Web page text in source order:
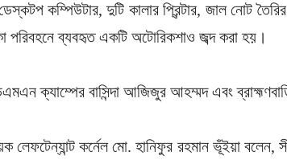
কম্পিউটার, দুটি কালার প্রিন্টার, জাল নোট তৈরির
পরিবহনে ব্যবহৃত একটি অটোরিকশাও জব্দ করা হয়।
ক্যাম্পের বাসিন্দা আজিজুর আহম্মদ এবং
লেফটেন্যান্ট কর্নেল মো. হানিফুর রহমান ভূঁইয়া